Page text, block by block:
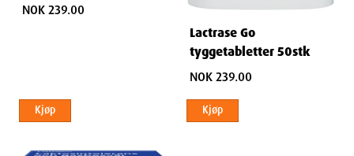
NOK 239.00
Kjøp
Lactrase Go
tyggetabletter 50stk
NOK 239.00
Kjøp